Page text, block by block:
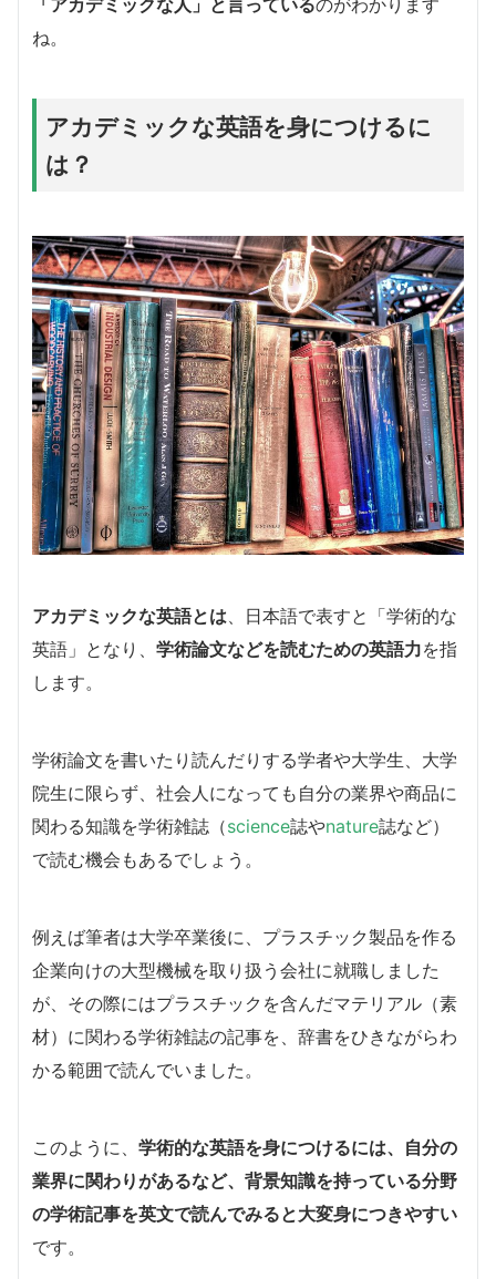
「アカデミックな人」と言っているのがわかります
ね。
アカデミックな英語を身につけるに
は？
アカデミックな英語とは 、日本語で表すと「学術的な
英語」となり、 学術論文などを読むための英語力を指
します。
学術論文を書いたり読んだりする学者や大学生、大学
院生に限らず、社会人になっても自分の業界や商品に
関わる知識を学術雑誌（science誌やnature誌など）
で読む機会もあるでしょう。
例えば筆者は大学卒業後に、プラスチック製品を作る
企業向けの大型機械を取り扱う会社に就職しました
が、その際にはプラスチックを含んだマテリアル（素
材）に関わる学術雑誌の記事を、辞書をひきながらわ
かる範囲で読んでいました。
このように、 学術的な英語を身につけるには、自分の
業界に関わりがあるなど、背景知識を持っている分野
の学術記事を英文で読んでみると大変身につきやすい
です。